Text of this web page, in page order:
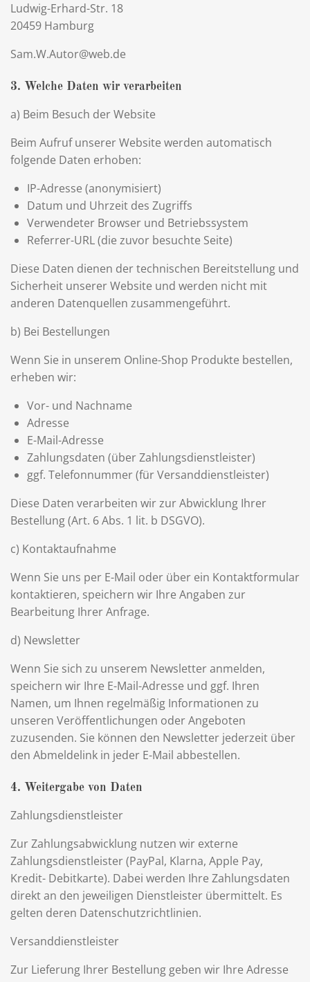
Ludwig-Erhard-Str. 18
20459 Hamburg
Sam.W.Autor@web.de
3. Welche Daten wir verarbeiten
a) Beim Besuch der Website
Beim Aufruf unserer Website werden automatisch
folgende Daten erhoben:
IP-Adresse (anonymisiert)
Datum und Uhrzeit des Zugriffs
Verwendeter Browser und Betriebssystem
Referrer-URL (die zuvor besuchte Seite)
Diese Daten dienen der technischen Bereitstellung und
Sicherheit unserer Website und werden nicht mit
anderen Datenquellen zusammengeführt.
b) Bei Bestellungen
Wenn Sie in unserem Online-Shop Produkte bestellen,
erheben wir:
Vor- und Nachname
Adresse
E-Mail-Adresse
Zahlungsdaten (über Zahlungsdienstleister)
ggf. Telefonnummer (für Versanddienstleister)
Diese Daten verarbeiten wir zur Abwicklung Ihrer
Bestellung (Art. 6 Abs. 1 lit. b DSGVO).
c) Kontaktaufnahme
Wenn Sie uns per E-Mail oder über ein Kontaktformular
kontaktieren, speichern wir Ihre Angaben zur
Bearbeitung Ihrer Anfrage.
d) Newsletter
Wenn Sie sich zu unserem Newsletter anmelden,
speichern wir Ihre E-Mail-Adresse und ggf. Ihren
Namen, um Ihnen regelmäßig Informationen zu
unseren Veröffentlichungen oder Angeboten
zuzusenden. Sie können den Newsletter jederzeit über
den Abmeldelink in jeder E-Mail abbestellen.
4. Weitergabe von Daten
Zahlungsdienstleister
Zur Zahlungsabwicklung nutzen wir externe
Zahlungsdienstleister (PayPal, Klarna, Apple Pay,
Kredit- Debitkarte). Dabei werden Ihre Zahlungsdaten
direkt an den jeweiligen Dienstleister übermittelt. Es
gelten deren Datenschutzrichtlinien.
Versanddienstleister
Zur Lieferung Ihrer Bestellung geben wir Ihre Adresse